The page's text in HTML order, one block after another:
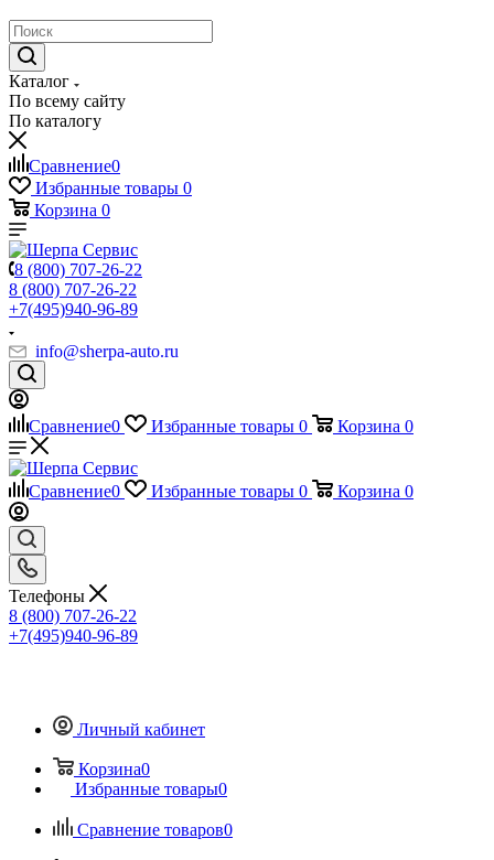
Каталог
По всему сайту
По каталогу
Сравнение0
Избранные товары 0
Корзина 0
8 (800) 707-26-22
8 (800) 707-26-22
+7(495)940-96-89
info@sherpa-auto.ru
Сравнение0 Избранные товары 0 Корзина 0
Сравнение0 Избранные товары 0 Корзина 0
Телефоны
8 (800) 707-26-22
+7(495)940-96-89
Личный кабинет
Корзина0
Избранные товары0
Сравнение товаров0